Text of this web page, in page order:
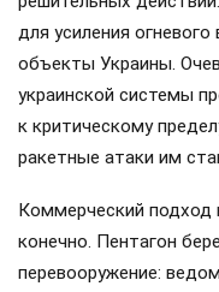
для усиления
объекты Украины.
украинской системы
к критическому
ракетные атаки им
Коммерческий
конечно. Пентагон
перевооружение: